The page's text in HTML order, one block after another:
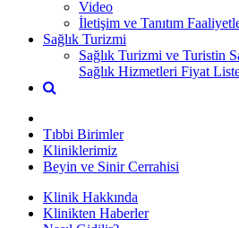
Video
İletişim ve Tanıtım
Sağlık Turizmi
Sağlık Turizmi ve Turistin
Sağlık Hizmetleri Fiyat
Tıbbi Birimler
Kliniklerimiz
Beyin ve Sinir Cerrahisi
Klinik Hakkında
Klinikten Haberler